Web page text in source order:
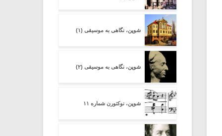
شوپن، نگاهی به موسیقی (۱)
شوپن، نگاهی به موسیقی (۲)
شوپن، نوکتورن شماره ۱۱